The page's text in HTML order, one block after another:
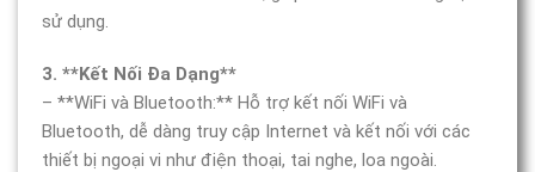
sử dụng.
3. **Kết Nối Đa Dạng**
– **WiFi và Bluetooth:** Hỗ trợ kết nối WiFi và
Bluetooth, dễ dàng truy cập Internet và kết nối với các
thiết bị ngoại vi như điện thoại, tai nghe, loa ngoài.